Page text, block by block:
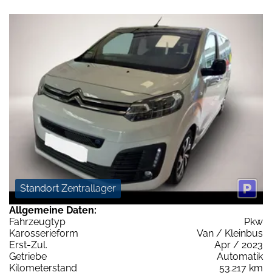
Standort Zentrallager
Allgemeine Daten:
Fahrzeugtyp
Pkw
Karosserieform
Van / Kleinbus
Erst-Zul.
Apr / 2023
Getriebe
Automatik
Kilometerstand
53.217 km